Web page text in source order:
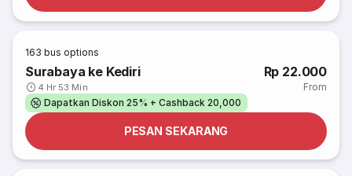
163 bus options
Surabaya ke Kediri
4 Hr 53 Min
Rp 22.000
From
Dapatkan Diskon 25% + Cashback 20,000
PESAN SEKARANG